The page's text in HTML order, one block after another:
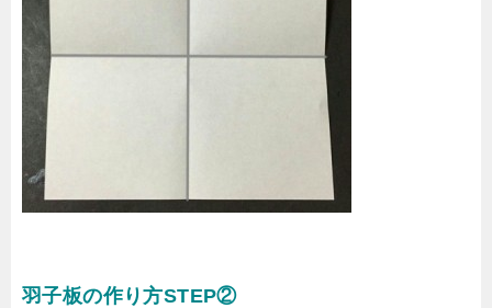
羽子板の作り方STEP②